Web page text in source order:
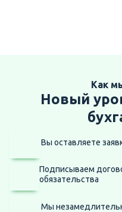
Как
Новый
Вы оставляете
Подписываем
обязательства
Мы